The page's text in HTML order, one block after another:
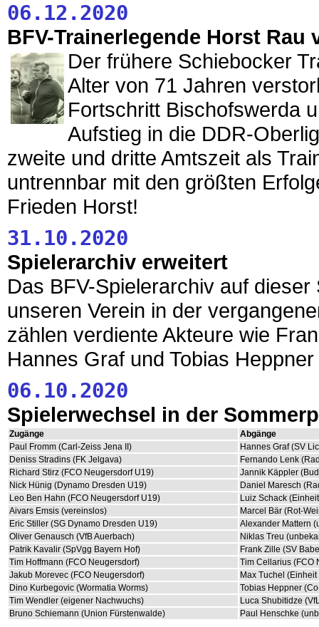
06.12.2020
BFV-Trainerlegende Horst Rau
Der frühere Schiebocker
Alter von 71 Jahren
Fortschritt Bischofswerda
Aufstieg in die DDR-
zweite und dritte Amtszeit als
untrennbar mit den größten
Frieden Horst!
31.10.2020
Spielerarchiv erweitert
Das BFV-Spielerarchiv auf
unseren Verein in der
zählen verdiente Akteure wie
Hannes Graf und Tobias
06.10.2020
Spielerwechsel in der
Zugänge
Abgänge
Paul Fromm (Carl-Zeiss Jena II)
Hannes Graf (SV
Deniss Stradins (FK Jelgava)
Fernando Lenk
Richard Stirz (FCO Neugersdorf U19)
Jannik Käppler
Nick Hünig (Dynamo Dresden U19)
Daniel Maresch
Leo Ben Hahn (FCO Neugersdorf U19)
Luiz Schack
Aivars Emsis (vereinslos)
Marcel Bär (Rot-
Eric Stiller (SG Dynamo Dresden U19)
Alexander Mattern
Oliver Genausch (VfB Auerbach)
Niklas Treu
Patrik Kavalir (SpVgg Bayern Hof)
Frank Zille (SV
Tim Hoffmann (FCO Neugersdorf)
Tim Cellarius (FCO
Jakub Morevec (FCO Neugersdorf)
Max Tuchel
Dino Kurbegovic (Wormatia Worms)
Tobias Heppner
Tim Wendler (eigener Nachwuchs)
Luca Shubitidze
Bruno Schiemann (Union Fürstenwalde)
Paul Henschke